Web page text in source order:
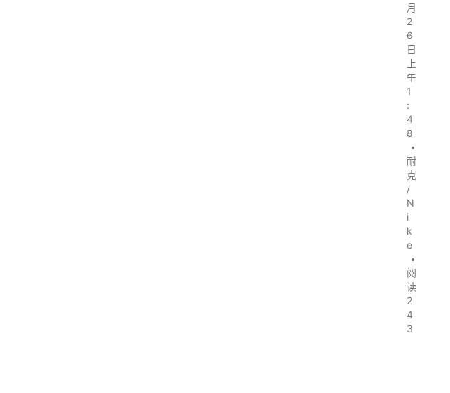
月
2
6
日
上
午
1
:
4
8
•
耐
克
/
N
i
k
e
•
阅
读
2
4
3